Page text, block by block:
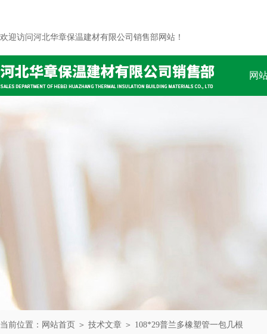
欢迎访问河北华章保温建材有限公司销售部网站！
网
当前位置： 网站首页 ＞ 技术文章 ＞ 108*29普兰多橡塑管一包几根